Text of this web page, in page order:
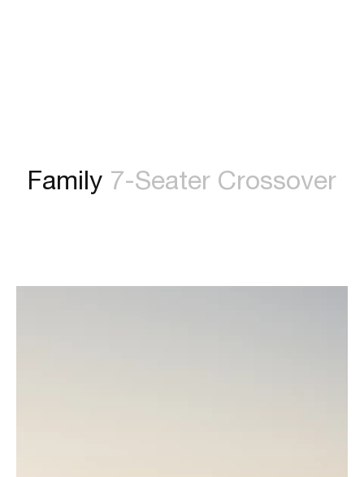
Family 7-Seater Crossover